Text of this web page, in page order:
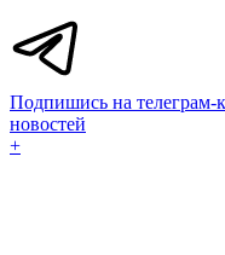
Подпишись на телеграм-
новостей
+